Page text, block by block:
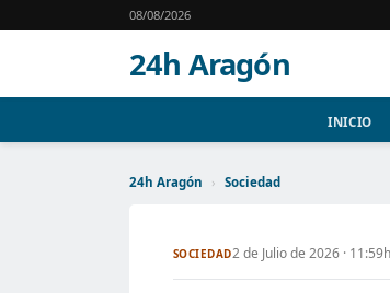
08/08/2026
24h Aragón
INICIO
24h Aragón › Sociedad
SOCIEDAD2 de Julio de 2026 · 11:59h